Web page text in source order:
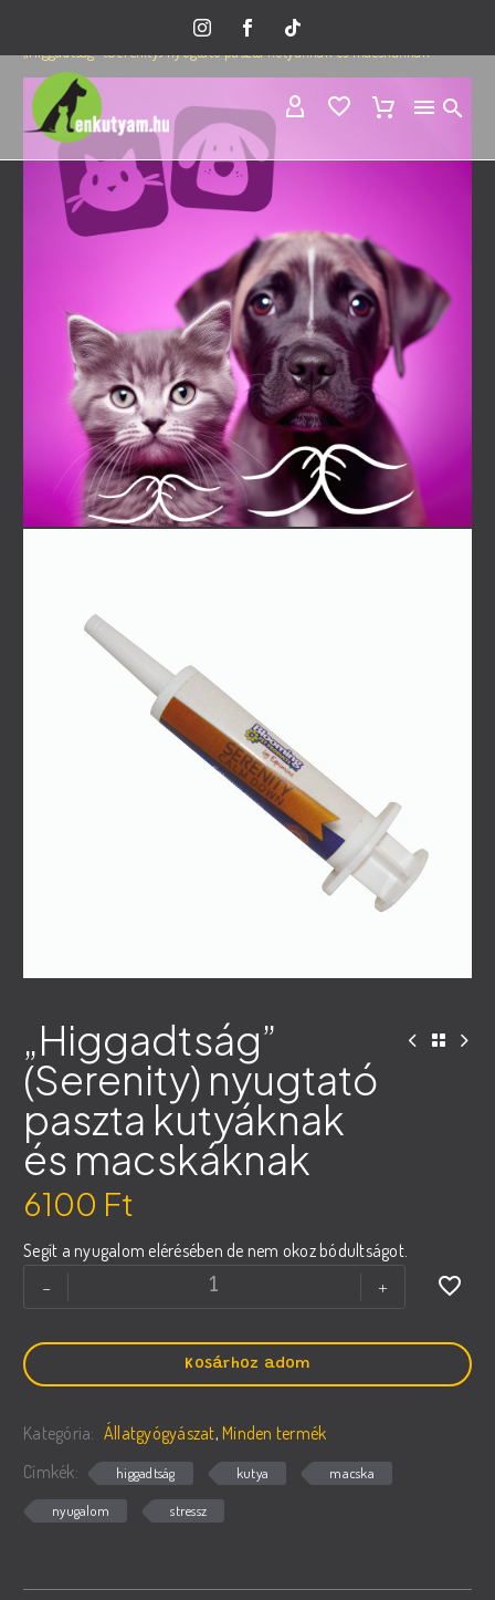
Állatgyógyászat
„Higgadtság” (Serenity) nyugtató paszta kutyáknak és macskáknak
„Higgadtság”
(Serenity) nyugtató
paszta kutyáknak
és macskáknak
6100 Ft
Segít a nyugalom elérésében de nem okoz bódultságot.
-
„Higgadtság”
(Serenity)
paszta
kutyáknak
macskáknak
mennyiség
+
Kosárhoz adom
Kategória: Állatgyógyászat, Minden termék
Címkék:
higgadtság kutya macska
nyugalom stressz